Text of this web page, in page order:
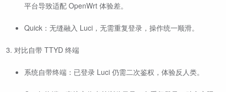
平台导致适配 OpenWrt 体验差。
Quick：无缝融入 Luci，无需重复登录，操作统一顺滑。
3. 对比自带 TTYD 终端
系统自带终端：已登录 Luci 仍需二次鉴权，体验反人类。